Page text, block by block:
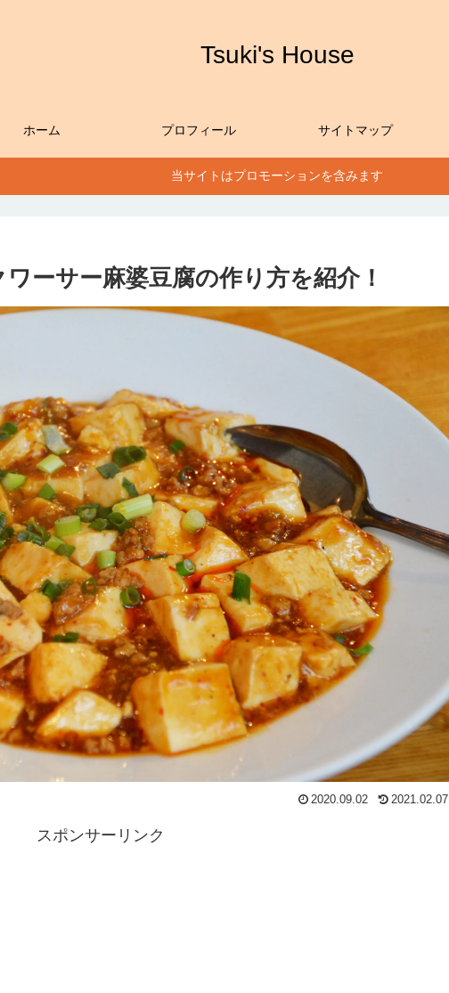
Tsuki's House
ホーム プロフィール サイトマップ
当サイトはプロモーションを含みます
ーサー麻婆豆腐の作り方を紹介！
2020.09.02 2021.02.07
スポンサーリンク